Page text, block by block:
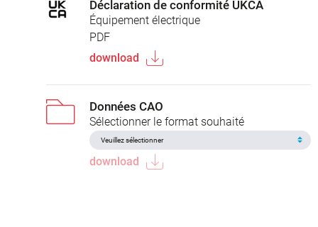
Déclaration de conformité UKCA
Équipement électrique
PDF
download
Données CAO
Sélectionner le format souhaité
download